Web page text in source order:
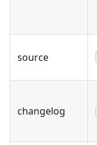
source
changelog